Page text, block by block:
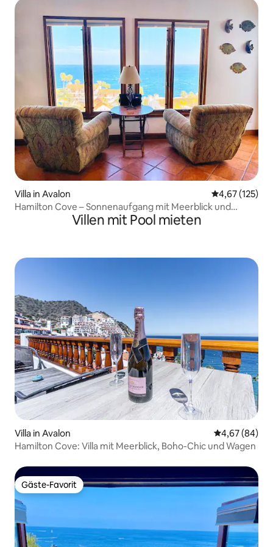
Villa in Avalon
4,67 (125)
Hamilton Cove – Sonnenaufgang mit Meerblick und
Villen mit Pool mieten
Villa in Avalon
4,67 (84)
Hamilton Cove: Villa mit Meerblick, Boho-Chic und Wagen
Gäste-Favorit
Gäste-Favorit